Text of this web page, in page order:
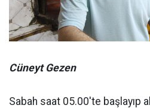
Cüneyt Gezen
Sabah saat 05.00'te başlayıp